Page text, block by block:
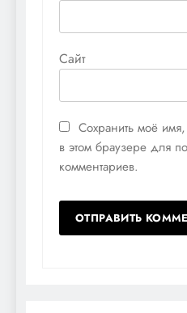
Сайт
Сохранить моё
в этом браузере для
комментариев.